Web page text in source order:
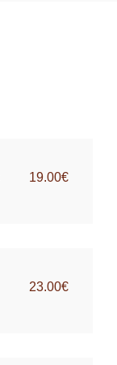
19.00€
23.00€